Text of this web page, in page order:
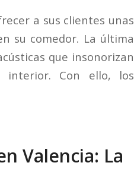
a sus clientes unas
su comedor. La última
que insonorizan
Con ello, los
Valencia: La